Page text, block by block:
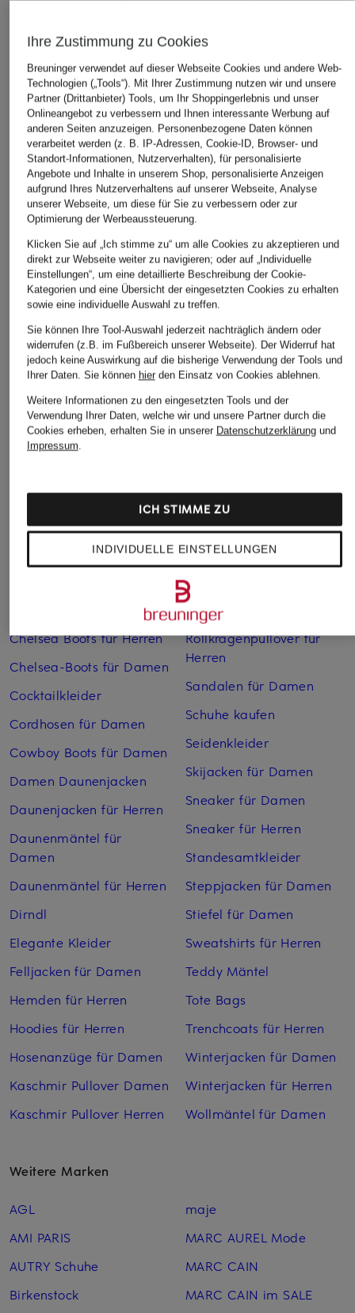
Henry Stevens
Sneaker TRAVIS MTS
179 €
Bestpreis:152,15 €
BOSS
Sneaker BULTON
270 €
PAUL
Sneaker
169,99 €
Weitere Kategorien
Anzüge für Herren
Bikinis Damen
Boots für Damen
Cabanjacken für Damen
Chelsea Boots für Herren
Chelsea-Boots für Damen
Cocktailkleider
Cordhosen für Damen
Cowboy Boots für Damen
Damen Daunenjacken
Daunenjacken für Herren
Daunenmäntel für
Damen
Daunenmäntel für Herren
Dirndl
Elegante Kleider
Felljacken für Damen
Hemden für Herren
Hoodies für Herren
Hosenanzüge für Damen
Kaschmir Pullover Damen
Kaschmir Pullover Herren
Lange Ballkleider
Lederjacken für Damen
Mäntel für Damen
Parkas für Herren
Pullover für Damen
Rollkragenpullover für
Herren
Sandalen für Damen
Schuhe kaufen
Seidenkleider
Skijacken für Damen
Sneaker für Damen
Sneaker für Herren
Standesamtkleider
Steppjacken für Damen
Stiefel für Damen
Sweatshirts für Herren
Teddy Mäntel
Tote Bags
Trenchcoats für Herren
Winterjacken für Damen
Winterjacken für Herren
Wollmäntel für Damen
Weitere Marken
AGL
AMI PARIS
AUTRY Schuhe
Birkenstock
maje
MARC AUREL Mode
MARC CAIN
MARC CAIN im SALE
Ihre Zustimmung zu Cookies
Breuninger verwendet auf dieser Webseite Cookies und andere Web-
Technologien („Tools“). Mit Ihrer Zustimmung nutzen wir und unsere
Partner (Drittanbieter) Tools, um Ihr Shoppingerlebnis und unser
Onlineangebot zu verbessern und Ihnen interessante Werbung auf
anderen Seiten anzuzeigen. Personenbezogene Daten können
verarbeitet werden (z. B. IP-Adressen, Cookie-ID, Browser- und
Standort-Informationen, Nutzerverhalten), für personalisierte
Angebote und Inhalte in unserem Shop, personalisierte Anzeigen
aufgrund Ihres Nutzerverhaltens auf unserer Webseite, Analyse
unserer Webseite, um diese für Sie zu verbessern oder zur
Optimierung der Werbeaussteuerung.
Klicken Sie auf „Ich stimme zu“ um alle Cookies zu akzeptieren und
direkt zur Webseite weiter zu navigieren; oder auf „Individuelle
Einstellungen“, um eine detaillierte Beschreibung der Cookie-
Kategorien und eine Übersicht der eingesetzten Cookies zu erhalten
sowie eine individuelle Auswahl zu treffen.
Sie können Ihre Tool-Auswahl jederzeit nachträglich ändern oder
widerrufen (z.B. im Fußbereich unserer Webseite). Der Widerruf hat
jedoch keine Auswirkung auf die bisherige Verwendung der Tools und
Ihrer Daten. Sie können hierden Einsatz von Cookies ablehnen.
Weitere Informationen zu den eingesetzten Tools und der
Verwendung Ihrer Daten, welche wir und unsere Partner durch die
Cookies erheben, erhalten Sie in unserer Datenschutzerklärungund
Impressum.
INDIVIDUELLE EINSTELLUNGEN
ICH STIMME ZU